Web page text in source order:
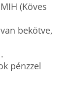
(Köves
bekötve,
pénzzel